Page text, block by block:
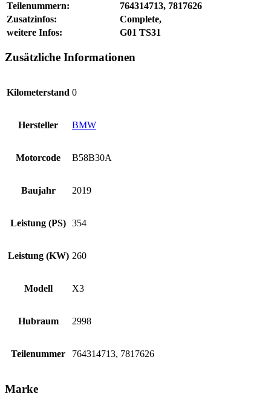
Teilenummern:
764314713, 7817626
Zusatzinfos:
Complete,
weitere Infos:
G01 TS31
Zusätzliche Informationen
Kilometerstand 0
Hersteller BMW
Motorcode B58B30A
Baujahr 2019
Leistung (PS) 354
Leistung (KW) 260
Modell X3
Hubraum 2998
Teilenummer 764314713, 7817626
Marke